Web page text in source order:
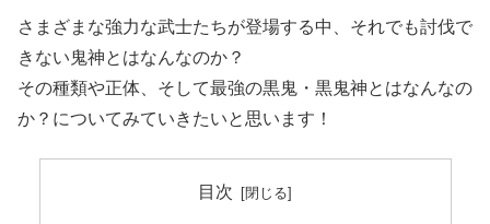
さまざまな強力な武士たちが登場する中、それでも討伐で
きない鬼神とはなんなのか？
その種類や正体、そして最強の黒鬼・黒鬼神とはなんなの
か？についてみていきたいと思います！
目次